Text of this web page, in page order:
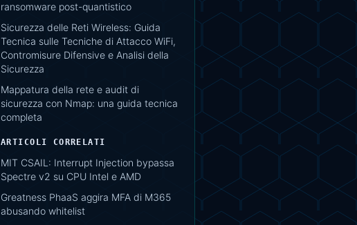
ransomware post-quantistico
Sicurezza delle Reti Wireless: Guida
Tecnica sulle Tecniche di Attacco WiFi,
Contromisure Difensive e Analisi della
Sicurezza
Mappatura della rete e audit di
sicurezza con Nmap: una guida tecnica
completa
ARTICOLI CORRELATI
MIT CSAIL: Interrupt Injection bypassa
Spectre v2 su CPU Intel e AMD
Greatness PhaaS aggira MFA di M365
abusando whitelist